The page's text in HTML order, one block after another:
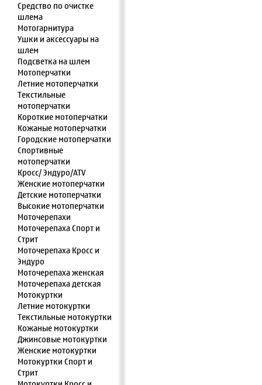
Средство по очистке
шлема
Мотогарнитура
Ушки и аксессуары на
шлем
Подсветка на шлем
Мотоперчатки
Летние мотоперчатки
Текстильные
мотоперчатки
Короткие мотоперчатки
Кожаные мотоперчатки
Городские мотоперчатки
Спортивные
мотоперчатки
Кросс/ Эндуро/ATV
Женские мотоперчатки
Детские мотоперчатки
Высокие мотоперчатки
Моточерепахи
Моточерепаха Спорт и
Стрит
Моточерепаха Кросс и
Эндуро
Моточерепаха женская
Моточерепаха детская
Мотокуртки
Летние мотокуртки
Текстильные мотокуртки
Кожаные мотокуртки
Джинсовые мотокуртки
Женские мотокуртки
Мотокуртки Спорт и
Стрит